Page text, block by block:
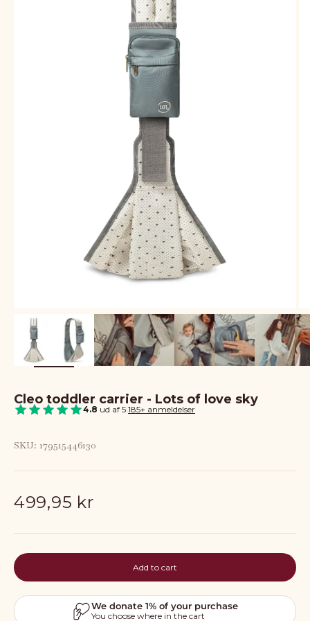
Cleo toddler carrier - Lots of love sky
4.8 ud af 5|185+ anmeldelser
SKU: 179515446130
Sale price
499,95 kr
Add to cart